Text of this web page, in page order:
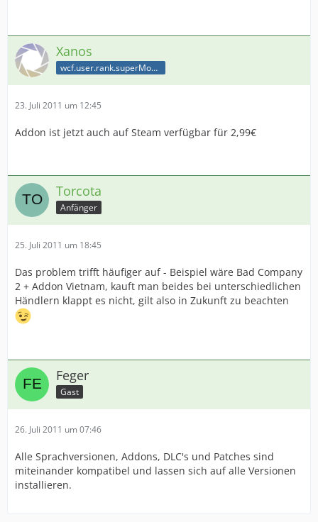
Xanos
wcf.user.rank.superModerator
23. Juli 2011 um 12:45
Addon ist jetzt auch auf Steam verfügbar für 2,99€
Torcota
Anfänger
25. Juli 2011 um 18:45
Das problem trifft häufiger auf - Beispiel wäre Bad Company
2 + Addon Vietnam, kauft man beides bei unterschiedlichen
Händlern klappt es nicht, gilt also in Zukunft zu beachten
Feger
Gast
26. Juli 2011 um 07:46
Alle Sprachversionen, Addons, DLC's und Patches sind
miteinander kompatibel und lassen sich auf alle Versionen
installieren.